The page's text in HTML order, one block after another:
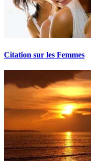
Citation sur les Femmes